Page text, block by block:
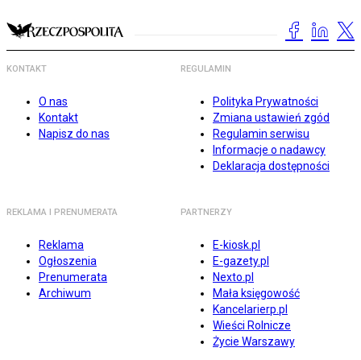
KONTAKT
O nas
Kontakt
Napisz do nas
REGULAMIN
Polityka Prywatności
Zmiana ustawień zgód
Regulamin serwisu
Informacje o nadawcy
Deklaracja dostępności
REKLAMA I PRENUMERATA
Reklama
Ogłoszenia
Prenumerata
Archiwum
PARTNERZY
E-kiosk.pl
E-gazety.pl
Nexto.pl
Mała księgowość
Kancelarierp.pl
Wieści Rolnicze
Życie Warszawy